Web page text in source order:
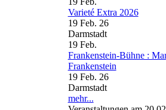
Varieté Extra 2026
19 Feb. 26
Darmstadt
19 Feb.
Frankenstein-Bühne :
Frankenstein
19 Feb. 26
Darmstadt
mehr...